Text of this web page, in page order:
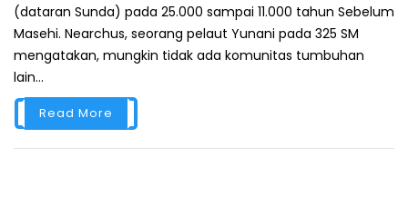
(dataran Sunda) pada 25.000 sampai 11.000 tahun Sebelum
Masehi. Nearchus, seorang pelaut Yunani pada 325 SM
mengatakan, mungkin tidak ada komunitas tumbuhan
lain...
Read More